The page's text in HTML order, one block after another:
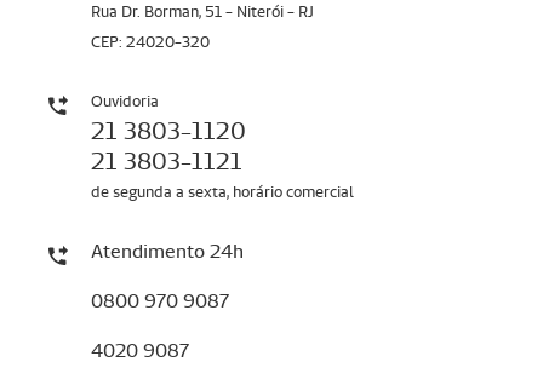
Rua Dr. Borman, 51 - Niterói - RJ
CEP: 24020-320
Ouvidoria
21 3803-1120
21 3803-1121
de segunda a sexta, horário comercial
Atendimento 24h
0800 970 9087
4020 9087